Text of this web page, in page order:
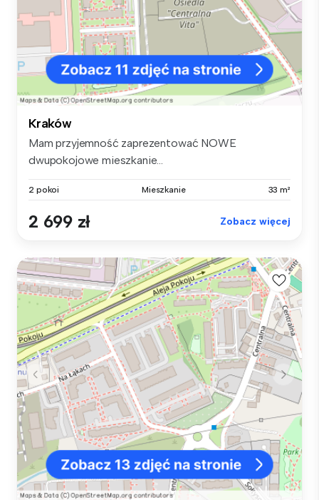
Kraków
Mam przyjemność zaprezentować NOWE
dwupokojowe mieszkanie...
2 pokoi Mieszkanie 33 m²
2 699 zł Zobacz więcej